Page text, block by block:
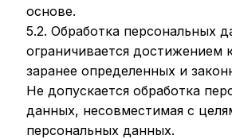
основе.
5.2. Обработка персональных
ограничивается достижением
заранее определенных и
Не допускается обработка
данных, несовместимая с
персональных данных.